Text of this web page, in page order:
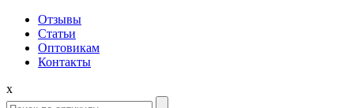
Отзывы
Статьи
Оптовикам
Контакты
x